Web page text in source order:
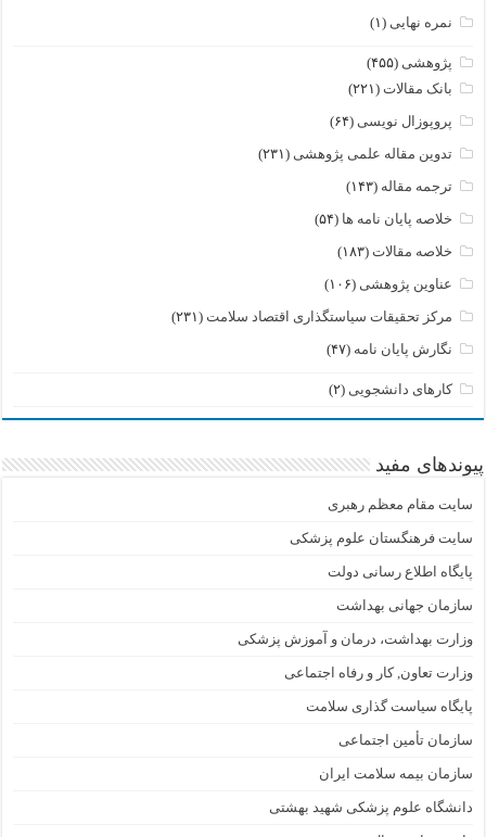
نمره نهایی (۱)
پژوهشی (۴۵۵)
بانک مقالات (۲۲۱)
پروپوزال نویسی (۶۴)
تدوین مقاله علمی پژوهشی (۲۳۱)
ترجمه مقاله (۱۴۳)
خلاصه پایان نامه ها (۵۴)
خلاصه مقالات (۱۸۳)
عناوین پژوهشی (۱۰۶)
مرکز تحقیقات سیاستگذاری اقتصاد سلامت (۲۳۱)
نگارش پایان نامه (۴۷)
کارهای دانشجویی (۲)
پیوندهای مفید
سایت مقام معظم رهبری
سایت فرهنگستان علوم پزشکی
پایگاه اطلاع رسانی دولت
سازمان جهانی بهداشت
وزارت بهداشت، درمان و آموزش پزشکی
وزارت تعاون, کار و رفاه اجتماعی
پایگاه سیاست گذاری سلامت
سازمان تأمین اجتماعی
سازمان بیمه سلامت ایران
دانشگاه علوم پزشکی شهید بهشتی